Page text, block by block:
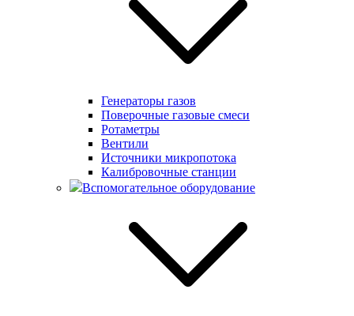
Генераторы газов
Поверочные газовые смеси
Ротаметры
Вентили
Источники микропотока
Калибровочные станции
Вспомогательное оборудование